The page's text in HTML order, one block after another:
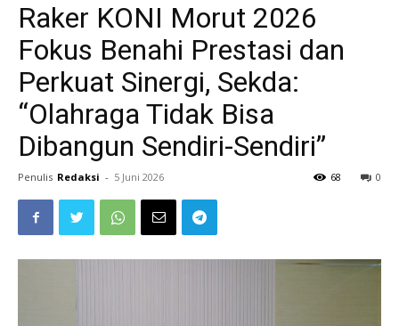
Raker KONI Morut 2026
Fokus Benahi Prestasi dan
Perkuat Sinergi, Sekda:
“Olahraga Tidak Bisa
Dibangun Sendiri-Sendiri”
Penulis Redaksi - 5 Juni 2026 0
68